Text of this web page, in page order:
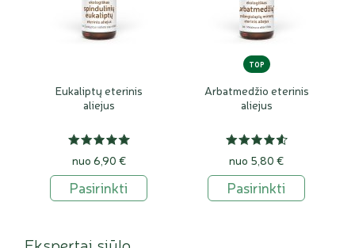
Eukaliptų eterinis
aliejus
nuo 6,90 €
Pasirinkti
TOP
Arbatmedžio eterinis
aliejus
nuo 5,80 €
Pasirinkti